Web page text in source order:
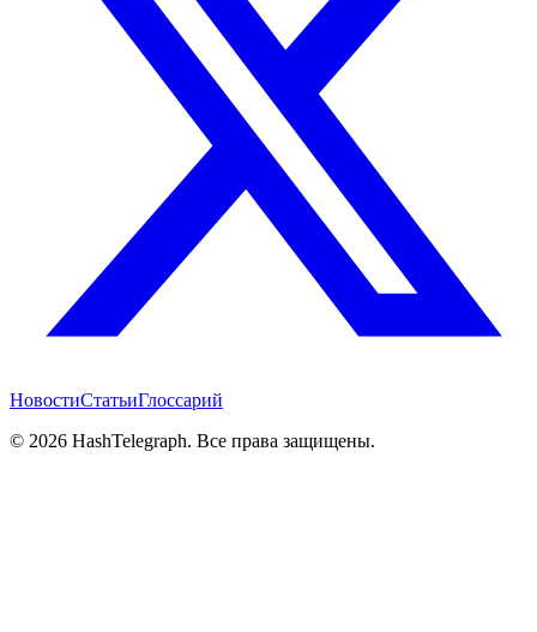
НовостиСтатьиГлоссарий
© 2026 HashTelegraph. Все права защищены.